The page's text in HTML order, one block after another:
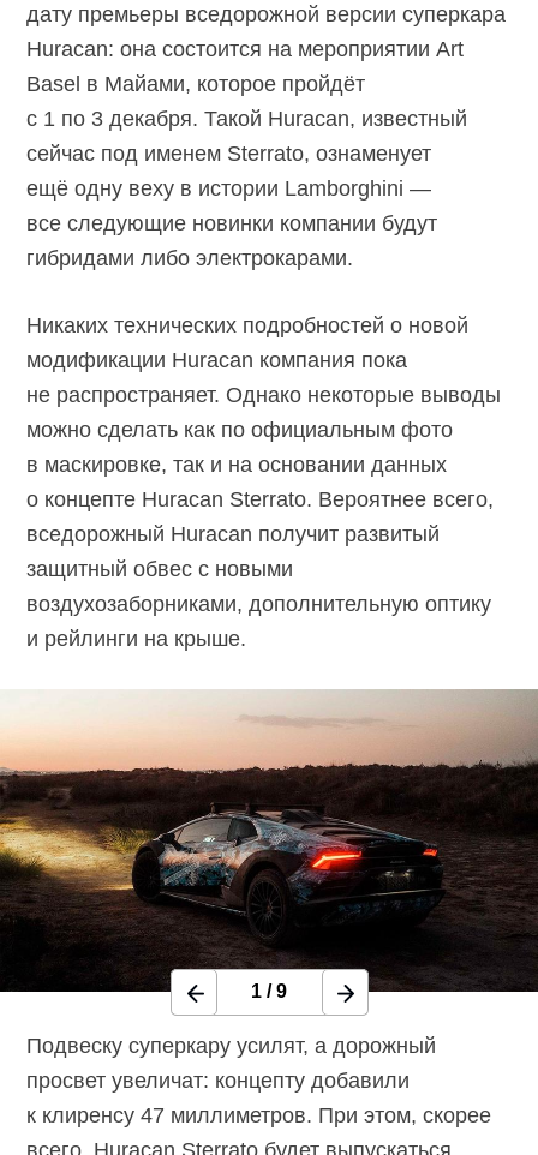
дату премьеры вседорожной версии суперкара
Huracan: она состоится на мероприятии Art
Basel в Майами, которое пройдёт
с 1 по 3 декабря. Такой Huracan, известный
сейчас под именем Sterrato, ознаменует
ещё одну веху в истории Lamborghini —
все следующие новинки компании будут
гибридами либо электрокарами.
Никаких технических подробностей о новой
модификации Huracan компания пока
не распространяет. Однако некоторые выводы
можно сделать как по официальным фото
в маскировке, так и на основании данных
о концепте Huracan Sterrato. Вероятнее всего,
вседорожный Huracan получит развитый
защитный обвес с новыми
воздухозаборниками, дополнительную оптику
и рейлинги на крыше.
1 /9
Подвеску суперкару усилят, а дорожный
просвет увеличат: концепту добавили
к клиренсу 47 миллиметров. При этом, скорее
всего, Huracan Sterrato будет выпускаться